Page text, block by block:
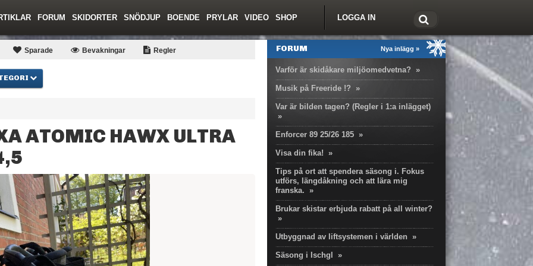
LOGGA IN
FORUM SKIDORTER SNÖDJUP BOENDE PRYLAR VIDEO SHOP
Sparade Bevakningar Regler
ATOMIC HAWX ULTRA
Nya inlägg »
FORUM
Varför är skidåkare miljöomedvetna? »
Musik på Freeride !? »
Var är bilden tagen? (Regler i 1:a inlägget)
»
Enforcer 89 25/26 185 »
Visa din fika! »
Tips på ort att spendera säsong i. Fokus
utförs, längdåkning och att lära mig
franska. »
Brukar skistar erbjuda rabatt på all winter?
»
Utbyggnad av liftsystemen i världen »
Säsong i Ischgl »